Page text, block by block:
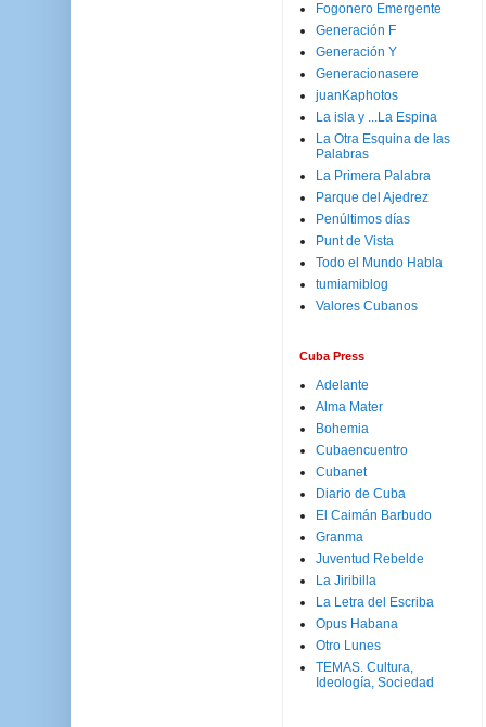
Fogonero Emergente
Generación F
Generación Y
Generacionasere
juanKaphotos
La isla y ...La Espina
La Otra Esquina de las
Palabras
La Primera Palabra
Parque del Ajedrez
Penúltimos días
Punt de Vista
Todo el Mundo Habla
tumiamiblog
Valores Cubanos
Cuba Press
Adelante
Alma Mater
Bohemia
Cubaencuentro
Cubanet
Diario de Cuba
El Caimán Barbudo
Granma
Juventud Rebelde
La Jiribilla
La Letra del Escriba
Opus Habana
Otro Lunes
TEMAS. Cultura,
Ideología, Sociedad